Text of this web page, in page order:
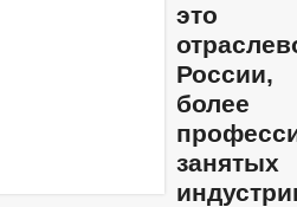
это
России,